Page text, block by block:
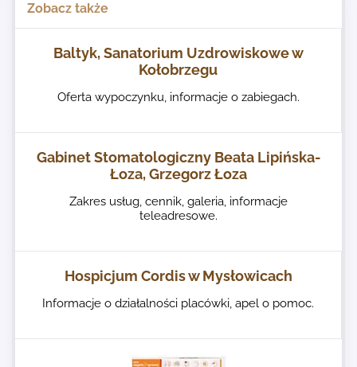
Zobacz także
Baltyk, Sanatorium Uzdrowiskowe w
Kołobrzegu
Oferta wypoczynku, informacje o zabiegach.
Gabinet Stomatologiczny Beata Lipińska-
Łoza, Grzegorz Łoza
Zakres usług, cennik, galeria, informacje
teleadresowe.
Hospicjum Cordis w Mysłowicach
Informacje o działalności placówki, apel o pomoc.